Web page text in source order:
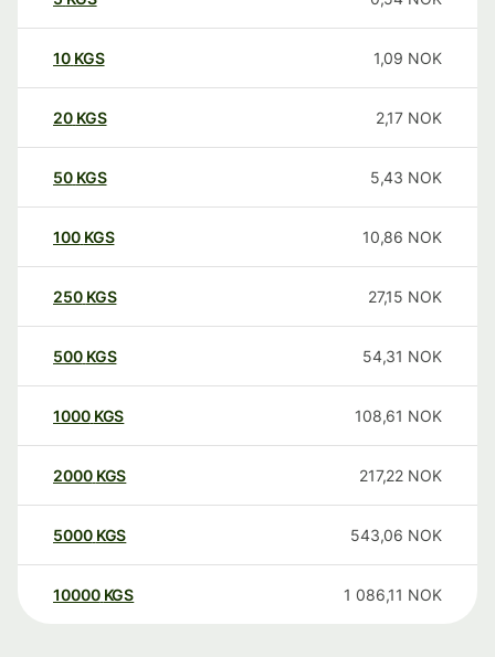
10 KGS 1,09 NOK
20 KGS 2,17 NOK
50 KGS 5,43 NOK
100 KGS 10,86 NOK
250 KGS 27,15 NOK
500 KGS 54,31 NOK
1000 KGS 108,61 NOK
2000 KGS 217,22 NOK
5000 KGS 543,06 NOK
10000 KGS 1 086,11 NOK